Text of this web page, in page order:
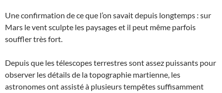
Une confirmation de ce que l’on savait depuis longtemps : sur
Mars le vent sculpte les paysages et il peut même parfois
souffler très fort.
Depuis que les télescopes terrestres sont assez puissants pour
observer les détails de la topographie martienne, les
astronomes ont assisté à plusieurs tempêtes suffisamment